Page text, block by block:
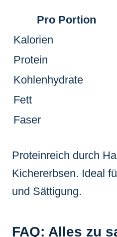
Pro Portion
Kalorien
Protein
Kohlenhydrate
Fett
Faser
Proteinreich durch
Kichererbsen. Ideal
und Sättigung.
FAQ: Alles zu